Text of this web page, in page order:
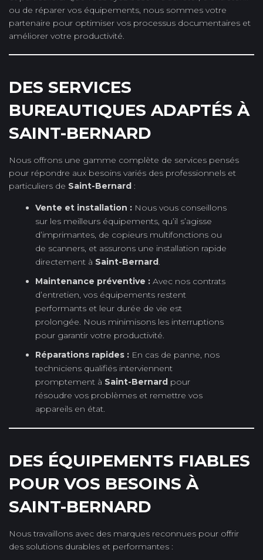
ou de réparer vos équipements, nous sommes votre
partenaire pour optimiser vos processus documentaires et
améliorer votre productivité.
DES SERVICES
BUREAUTIQUES ADAPTÉS À
SAINT-BERNARD
Nous offrons une gamme complète de services pensés
pour répondre aux besoins variés des professionnels et
particuliers de Saint-Bernard :
Vente et installation : Nous vous conseillons
sur les meilleurs équipements, qu’il s’agisse
d’imprimantes, de copieurs multifonctions ou
de scanners, et assurons une installation rapide
directement à Saint-Bernard.
Maintenance préventive : Avec nos contrats
d’entretien, vos équipements restent
performants et leur durée de vie est
prolongée. Nous minimisons les interruptions
pour garantir votre productivité.
Réparations rapides : En cas de panne, nos
techniciens qualifiés interviennent
promptement à Saint-Bernard pour
résoudre vos problèmes et remettre vos
appareils en état.
DES ÉQUIPEMENTS FIABLES
POUR VOS BESOINS À
SAINT-BERNARD
Nous travaillons avec des marques reconnues pour offrir
des solutions durables et performantes :